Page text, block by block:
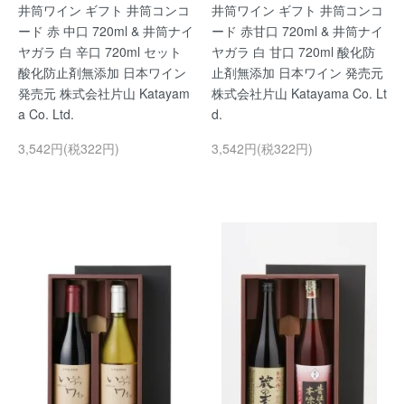
井筒ワイン ギフト 井筒コンコ
ード 赤 中口 720ml & 井筒ナイ
ヤガラ 白 辛口 720ml セット
酸化防止剤無添加 日本ワイン
発売元 株式会社片山 Katayam
a Co. Ltd.
3,542円(税322円)
井筒ワイン ギフト 井筒コンコ
ード 赤甘口 720ml & 井筒ナイ
ヤガラ 白 甘口 720ml 酸化防
止剤無添加 日本ワイン 発売元
株式会社片山 Katayama Co. Lt
d.
3,542円(税322円)